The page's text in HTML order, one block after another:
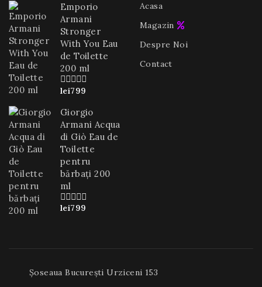
Emporio
Armani
Stronger
With You Eau
de Toilette
200 ml
0
5
lei799
Giorgio
Armani Acqua
di Giò Eau de
Toilette
pentru
bărbați 200
ml
0
lei799
Acasa
Magazin
Despre Noi
Contact
Șoseaua București Urziceni 153